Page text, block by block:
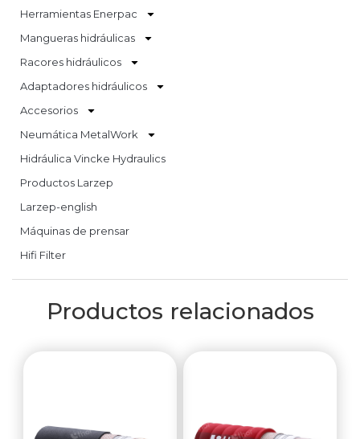
Herramientas Enerpac
Mangueras hidráulicas
Racores hidráulicos
Adaptadores hidráulicos
Accesorios
Neumática MetalWork
Hidráulica Vincke Hydraulics
Productos Larzep
Larzep-english
Máquinas de prensar
Hifi Filter
Productos relacionados